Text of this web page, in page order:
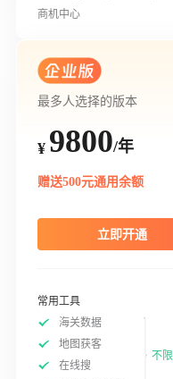
商机中心
最多人选择的版本
¥ 9800/年
赠送500元通用余额
立即开通
常用工具
海关数据
地图获客
在线搜
不限